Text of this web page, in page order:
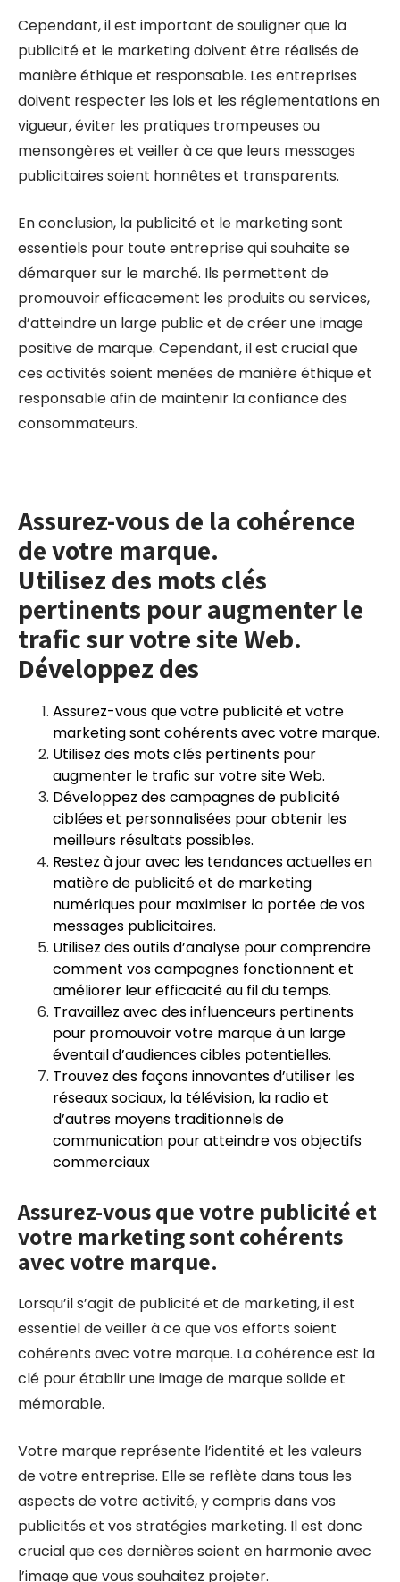
Cependant, il est important de souligner que la
publicité et le marketing doivent être réalisés de
manière éthique et responsable. Les entreprises
doivent respecter les lois et les réglementations en
vigueur, éviter les pratiques trompeuses ou
mensongères et veiller à ce que leurs messages
publicitaires soient honnêtes et transparents.
En conclusion, la publicité et le marketing sont
essentiels pour toute entreprise qui souhaite se
démarquer sur le marché. Ils permettent de
promouvoir efficacement les produits ou services,
d’atteindre un large public et de créer une image
positive de marque. Cependant, il est crucial que
ces activités soient menées de manière éthique et
responsable afin de maintenir la confiance des
consommateurs.
Assurez-vous de la cohérence
de votre marque.
Utilisez des mots clés
pertinents pour augmenter le
trafic sur votre site Web.
Développez des
Assurez-vous que votre publicité et votre
marketing sont cohérents avec votre marque.
Utilisez des mots clés pertinents pour
augmenter le trafic sur votre site Web.
Développez des campagnes de publicité
ciblées et personnalisées pour obtenir les
meilleurs résultats possibles.
Restez à jour avec les tendances actuelles en
matière de publicité et de marketing
numériques pour maximiser la portée de vos
messages publicitaires.
Utilisez des outils d’analyse pour comprendre
comment vos campagnes fonctionnent et
améliorer leur efficacité au fil du temps.
Travaillez avec des influenceurs pertinents
pour promouvoir votre marque à un large
éventail d’audiences cibles potentielles.
Trouvez des façons innovantes d’utiliser les
réseaux sociaux, la télévision, la radio et
d’autres moyens traditionnels de
communication pour atteindre vos objectifs
commerciaux
Assurez-vous que votre publicité et
votre marketing sont cohérents
avec votre marque.
Lorsqu’il s’agit de publicité et de marketing, il est
essentiel de veiller à ce que vos efforts soient
cohérents avec votre marque. La cohérence est la
clé pour établir une image de marque solide et
mémorable.
Votre marque représente l’identité et les valeurs
de votre entreprise. Elle se reflète dans tous les
aspects de votre activité, y compris dans vos
publicités et vos stratégies marketing. Il est donc
crucial que ces dernières soient en harmonie avec
l’image que vous souhaitez projeter.